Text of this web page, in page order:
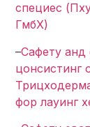
специес
ГмбХ)
–Сафетy
цонсистинг
фор лаyинг